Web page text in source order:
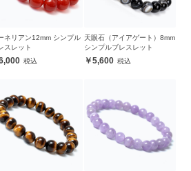
ネリアン12mm シンプル
スレット
天眼石（アイアゲート）8mm
シンプルブレスレット
5,600